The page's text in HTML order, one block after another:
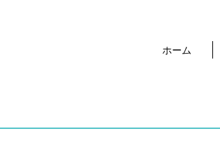
ホーム